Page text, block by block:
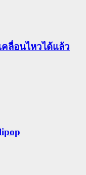
คลื่อนไหวได้แล้ว